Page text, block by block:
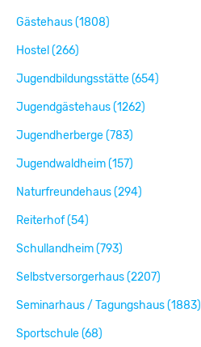
Gästehaus (1808)
Hostel (266)
Jugendbildungsstätte (654)
Jugendgästehaus (1262)
Jugendherberge (783)
Jugendwaldheim (157)
Naturfreundehaus (294)
Reiterhof (54)
Schullandheim (793)
Selbstversorgerhaus (2207)
Seminarhaus / Tagungshaus (1883)
Sportschule (68)